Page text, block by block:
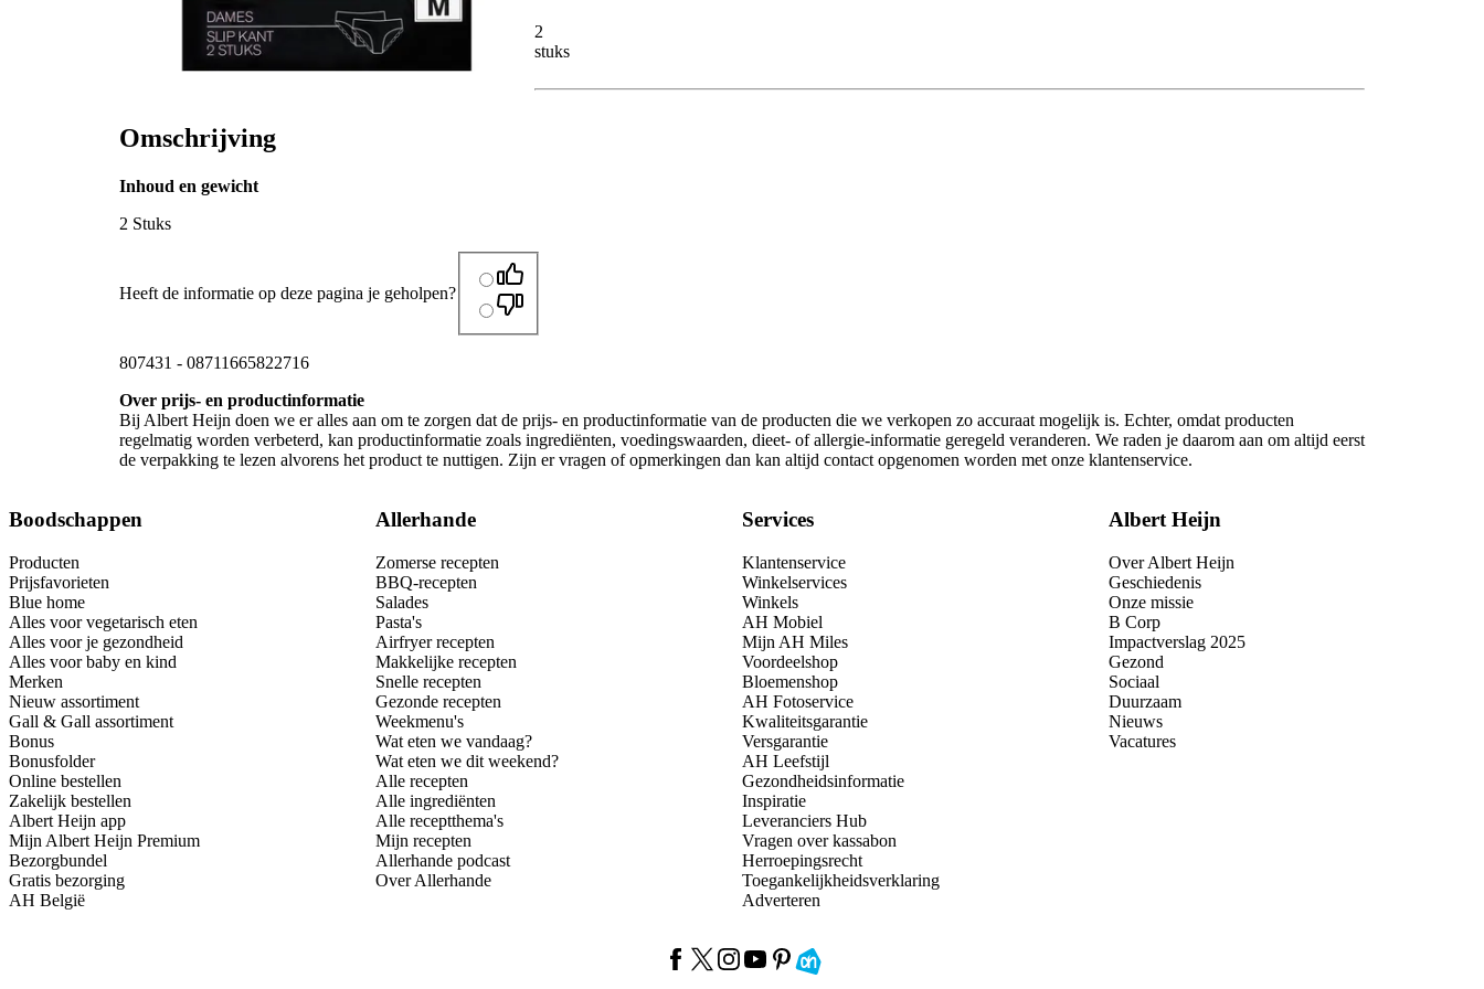
2
stuks
Omschrijving
Inhoud en gewicht
2 Stuks
Heeft de informatie op deze pagina je geholpen?
807431 - 08711665822716
Over prijs- en productinformatie
Bij Albert Heijn doen we er alles aan om te zorgen dat de prijs- en productinformatie van de producten die we verkopen zo accuraat mogelijk is. Echter, omdat producten
regelmatig worden verbeterd, kan productinformatie zoals ingrediënten, voedingswaarden, dieet- of allergie-informatie geregeld veranderen. We raden je daarom aan om altijd eerst
de verpakking te lezen alvorens het product te nuttigen. Zijn er vragen of opmerkingen dan kan altijd contact opgenomen worden met onze klantenservice.
Boodschappen
Producten
Prijsfavorieten
Blue home
Alles voor vegetarisch eten
Alles voor je gezondheid
Alles voor baby en kind
Merken
Nieuw assortiment
Gall & Gall assortiment
Bonus
Bonusfolder
Online bestellen
Zakelijk bestellen
Albert Heijn app
Mijn Albert Heijn Premium
Bezorgbundel
Gratis bezorging
AH België
Allerhande
Zomerse recepten
BBQ-recepten
Salades
Pasta's
Airfryer recepten
Makkelijke recepten
Snelle recepten
Gezonde recepten
Weekmenu's
Wat eten we vandaag?
Wat eten we dit weekend?
Alle recepten
Alle ingrediënten
Alle receptthema's
Mijn recepten
Allerhande podcast
Over Allerhande
Services
Klantenservice
Winkelservices
Winkels
AH Mobiel
Mijn AH Miles
Voordeelshop
Bloemenshop
AH Fotoservice
Kwaliteitsgarantie
Versgarantie
AH Leefstijl
Gezondheidsinformatie
Inspiratie
Leveranciers Hub
Vragen over kassabon
Herroepingsrecht
Toegankelijkheidsverklaring
Adverteren
Albert Heijn
Over Albert Heijn
Geschiedenis
Onze missie
B Corp
Impactverslag 2025
Gezond
Sociaal
Duurzaam
Nieuws
Vacatures